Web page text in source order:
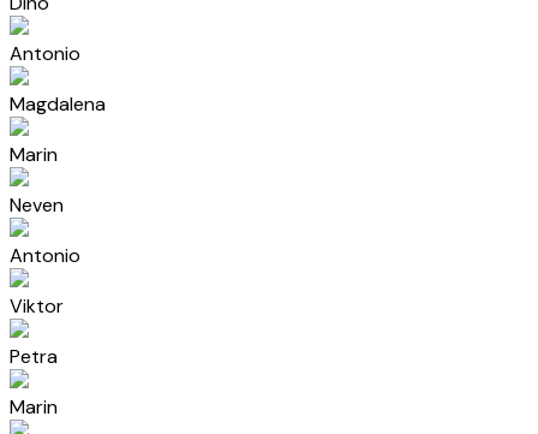
Antonio
Magdalena
Marin
Neven
Antonio
Viktor
Petra
Marin